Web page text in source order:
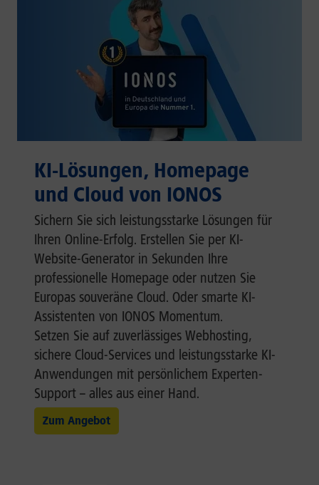
KI-Lösungen, Homepage
und Cloud von IONOS
Sichern Sie sich leistungsstarke Lösungen für
Ihren Online-Erfolg. Erstellen Sie per KI-
Website-Generator in Sekunden Ihre
professionelle Homepage oder nutzen Sie
Europas souveräne Cloud. Oder smarte KI-
Assistenten von IONOS Momentum.
Setzen Sie auf zuverlässiges Webhosting,
sichere Cloud-Services und leistungsstarke KI-
Anwendungen mit persönlichem Experten-
Support – alles aus einer Hand.
Zum Angebot